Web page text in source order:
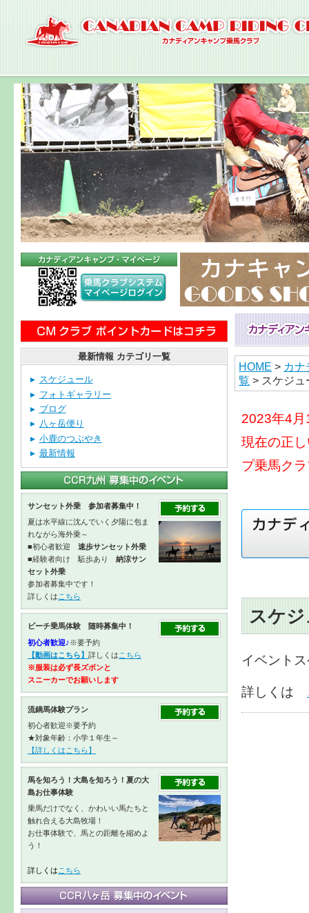
HOME > カ
覧 > スケジ
2023年4月
現在の正
プ乗馬ク
スケ
イベント
詳しくは
最新情報 カテゴリ一覧
スケジュール
フォトギャラリー
ブログ
八ヶ岳便り
小鹿のつぶやき
最新情報
サンセット外乗 参加者募集中！
夏は水平線に沈んでいく夕陽に包ま
れながら海外乗～
■初心者歓迎 速歩サンセット外乗
■経験者向け 駈歩あり 納涼サン
セット外乗
参加者募集中です！
詳しくは こちら
ビーチ乗馬体験 随時募集中！
初心者歓迎♪※要予約
【動画はこちら】 詳しくは こちら
※服装は必ず長ズボンと
スニーカーでお願いします
流鏑馬体験プラン
初心者歓迎※要予約
★対象年齢：小学１年生～
【詳しくはこちら】
馬を知ろう！大島を知ろう！夏の大
島お仕事体験
乗馬だけでなく、かわいい馬たちと
触れ合える大島牧場！
お仕事体験で、馬との距離を縮めよ
う！
詳しくは こちら